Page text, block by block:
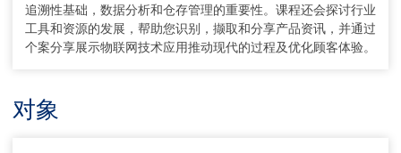
追溯性基础，数据分析和仓存管理的重要性。课程还会探讨行业
工具和资源的发展，帮助您识别，撷取和分享产品资讯，并通过
个案分享展示物联网技术应用推动现代的过程及优化顾客体验。
对象